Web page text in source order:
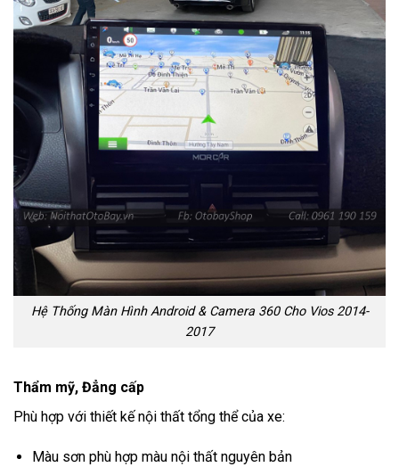
Hệ Thống Màn Hình Android & Camera 360 Cho Vios 2014-
2017
Thẩm mỹ, Đẳng cấp
Phù hợp với thiết kế nội thất tổng thể của xe:
Màu sơn phù hợp màu nội thất nguyên bản